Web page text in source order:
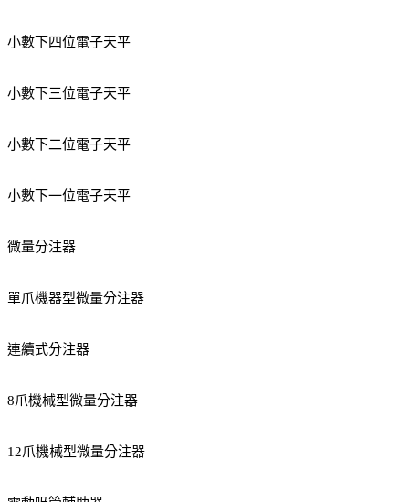
小數下四位電子天平
小數下三位電子天平
小數下二位電子天平
小數下一位電子天平
微量分注器
單爪機器型微量分注器
連續式分注器
8爪機械型微量分注器
12爪機械型微量分注器